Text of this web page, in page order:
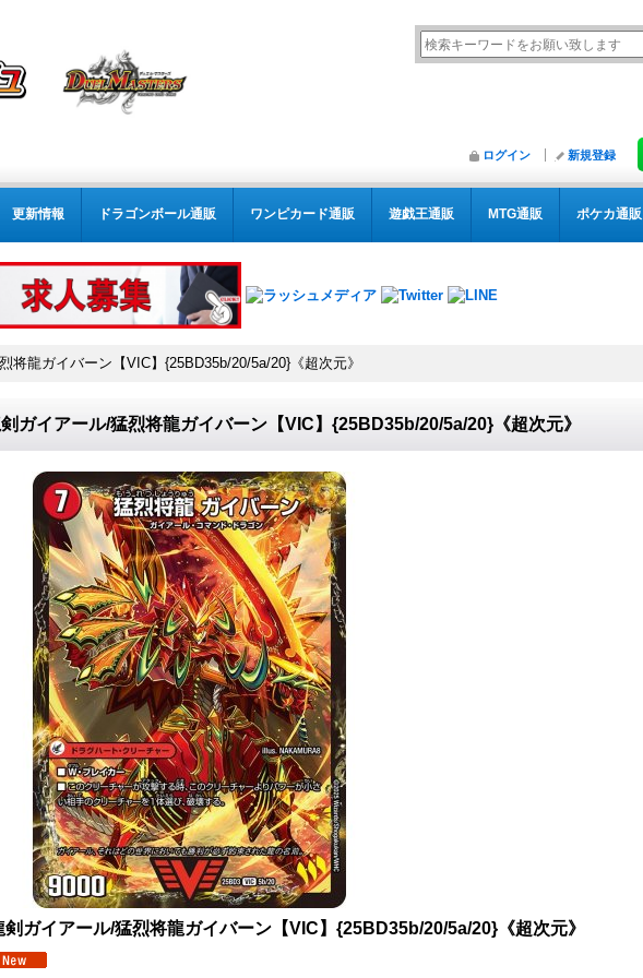
ログイン 新規登録
更新情報 ドラゴンボール通販 ワンピカード通販 遊戯王通販 MTG通販 ポケカ通販
将龍ガイバーン【VIC】{25BD35b/20/5a/20}《超次元》
ガイアール/猛烈将龍ガイバーン【VIC】{25BD35b/20/5a/20}《超次元》
剣ガイアール/猛烈将龍ガイバーン【VIC】{25BD35b/20/5a/20}《超次元》